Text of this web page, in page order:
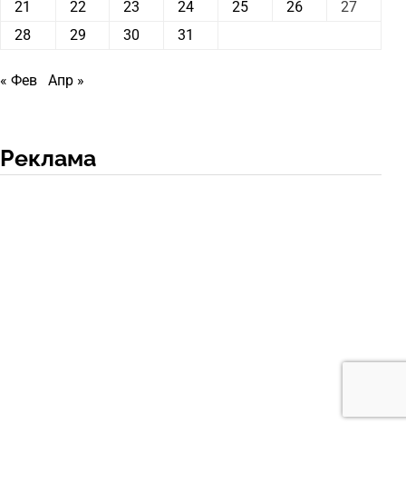
21
22 23 24 25 26
27
28
29 30 31
« Фев Апр »
Реклама